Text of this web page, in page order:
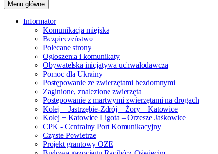
Menu główne
Informator
Komunikacja miejska
Bezpieczeństwo
Polecane strony
Ogłoszenia i komunikaty
Obywatelska inicjatywa uchwałodawcza
Pomoc dla Ukrainy
Postępowanie ze zwierzętami bezdomnymi
Zaginione, znalezione zwierzęta
Postępowanie z martwymi zwierzętami na drogach
Kolej + Jastrzębie-Zdrój – Żory – Katowice
Kolej + Katowice Ligota – Orzesze Jaśkowice
CPK - Centralny Port Komunikacyjny
Czyste Powietrze
Projekt grantowy OZE